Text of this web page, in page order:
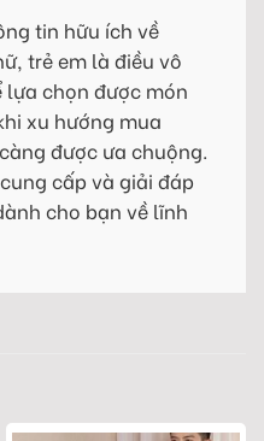
tin hữu ích về
trẻ em là điều vô
chọn được món
xu hướng mua
được ưa chuộng.
cấp và giải đáp
cho bạn về lĩnh